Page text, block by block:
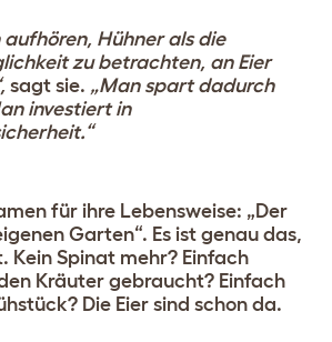
aufhören, Hühner als die
zu betrachten, an Eier
sagt sie. „Man spart dadurch
investiert in
für ihre Lebensweise: „Der
Garten“. Es ist genau das,
Kein Spinat mehr? Einfach
Kräuter gebraucht? Einfach
Die Eier sind schon da.